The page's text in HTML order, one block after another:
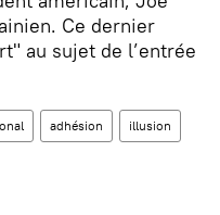
Ce dernier
au sujet de l’entrée
adhésion illusion